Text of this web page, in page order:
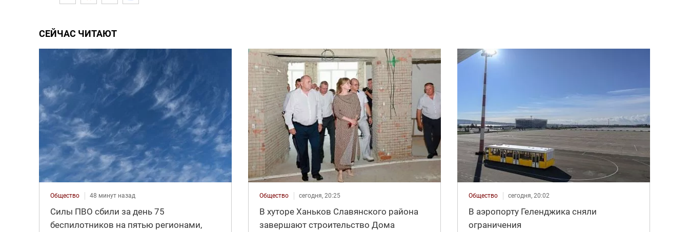
СЕЙЧАС ЧИТАЮТ
Общество 48 минут назад
Силы ПВО сбили за день 75
беспилотников на пятью регионами,
Общество сегодня, 20:25
В хуторе Ханьков Славянского района
завершают строительство Дома
Общество сегодня, 20:02
В аэропорту Геленджика сняли
ограничения